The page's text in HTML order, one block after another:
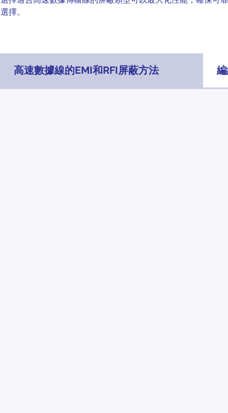
選擇。
高速數據線的EMI和RFI屏蔽方法